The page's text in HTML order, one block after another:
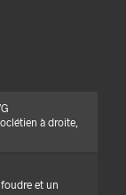
à droite,
et un